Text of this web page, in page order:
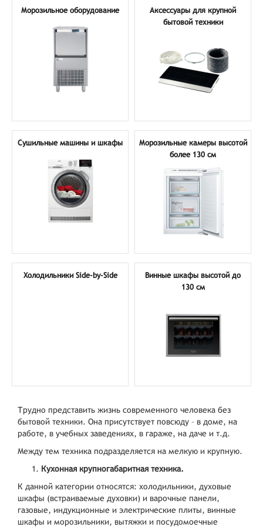
Морозильное оборудование
Аксессуары для крупной
бытовой техники
Сушильные машины и шкафы
Морозильные камеры высотой
более 130 см
Холодильники Side-by-Side
Винные шкафы высотой до
130 см
Трудно представить жизнь современного человека без
бытовой техники. Она присутствует повсюду – в доме, на
работе, в учебных заведениях, в гараже, на даче и т.д.
Между тем техника подразделяется на мелкую и крупную.
Кухонная крупногабаритная техника.
К данной категории относятся: холодильники, духовые
шкафы (встраиваемые духовки) и варочные панели,
газовые, индукционные и электрические плиты, винные
шкафы и морозильники, вытяжки и посудомоечные